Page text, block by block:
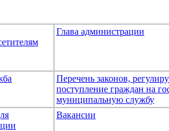
Глава администрации
Перечень законов,
поступление граждан на
муниципальную службу
Вакансии